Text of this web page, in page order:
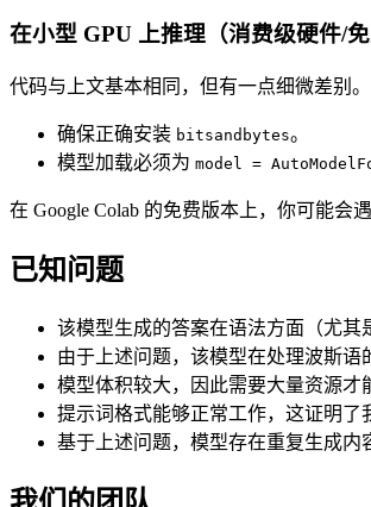
在小型 GPU 上推理（消费级硬件/免
代码与上文基本相同，但有一点细微差别。
确保正确安装 bitsandbytes。
模型加载必须为 model =
在 Google Colab 的免费版本上，你可能会
已知问题
该模型生成的答案在语法方面（尤其
由于上述问题，该模型在处理波斯语
模型体积较大，因此需要大量资源才
提示词格式能够正常工作，这证明
基于上述问题，模型存在重复生成内